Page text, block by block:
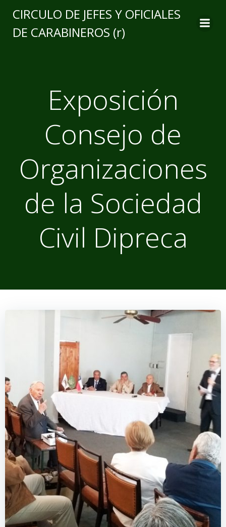
CIRCULO DE JEFES Y OFICIALES
DE CARABINEROS (r)
Exposición
Consejo de
Organizaciones
de la Sociedad
Civil Dipreca